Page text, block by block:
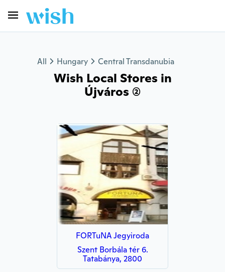
All Hungary Central Transdanubia
Wish Local Stores in
Újváros (2)
FORTuNA Jegyiroda
Szent Borbála tér 6.
Tatabánya, 2800